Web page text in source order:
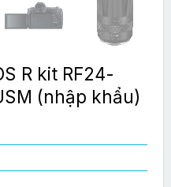
R kit RF24-
(nhập khẩu)